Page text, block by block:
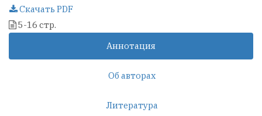
Скачать PDF
5-16 стр.
Аннотация
Об авторах
Литература